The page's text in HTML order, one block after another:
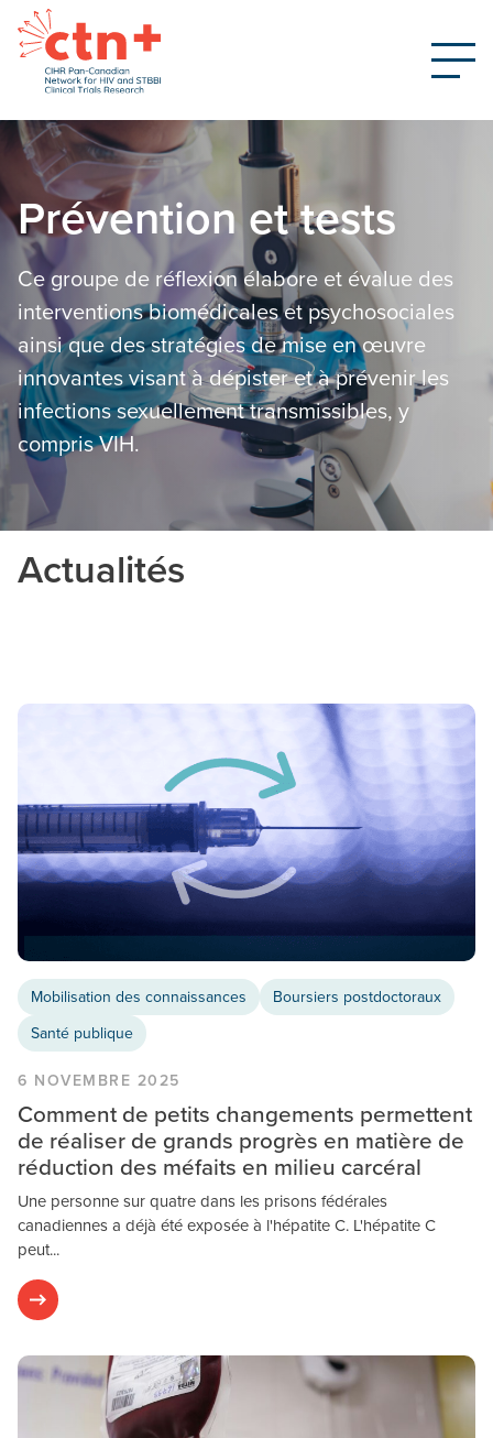
Prévention et tests
Ce groupe de réflexion élabore et évalue des
interventions biomédicales et psychosociales
ainsi que des stratégies de mise en œuvre
innovantes visant à dépister et à prévenir les
infections sexuellement transmissibles, y
compris VIH.
Actualités
Mobilisation des connaissances
Boursiers postdoctoraux
Santé publique
6 NOVEMBRE 2025
Comment de petits changements permettent
de réaliser de grands progrès en matière de
réduction des méfaits en milieu carcéral
Une personne sur quatre dans les prisons fédérales
canadiennes a déjà été exposée à l'hépatite C. L'hépatite C
peut...